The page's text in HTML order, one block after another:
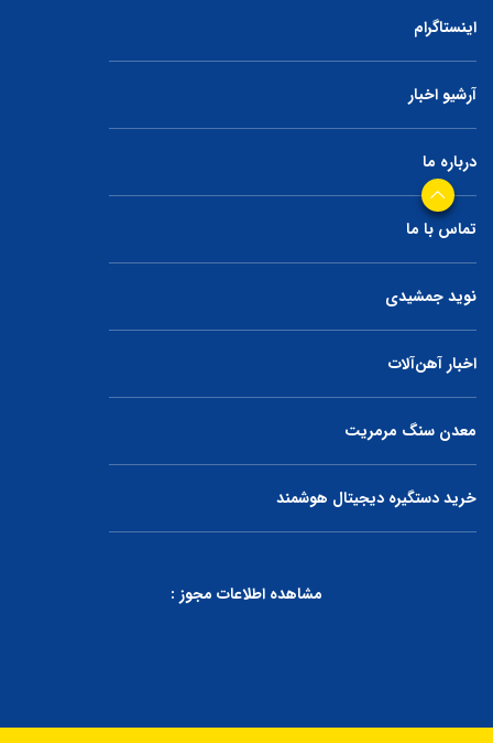
اینستاگرام
آرشیو اخبار
درباره ما
تماس با ما
نوید جمشیدی
اخبار آهن‌آلات
معدن سنگ مرمریت
خرید دستگیره دیجیتال هوشمند
مشاهده اطلاعات مجوز :